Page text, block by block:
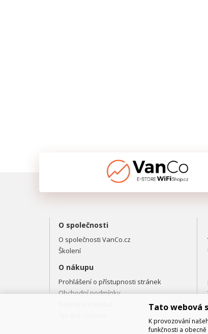
O společnosti
O společnosti VanCo.cz
Školení
O nákupu
Prohlášení o přístupnosti stránek
Obchodní podmínky
Tato webová
K provozování
funkčnosti a